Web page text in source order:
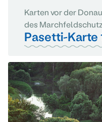
Karten vor der
des
Pasetti-Karte